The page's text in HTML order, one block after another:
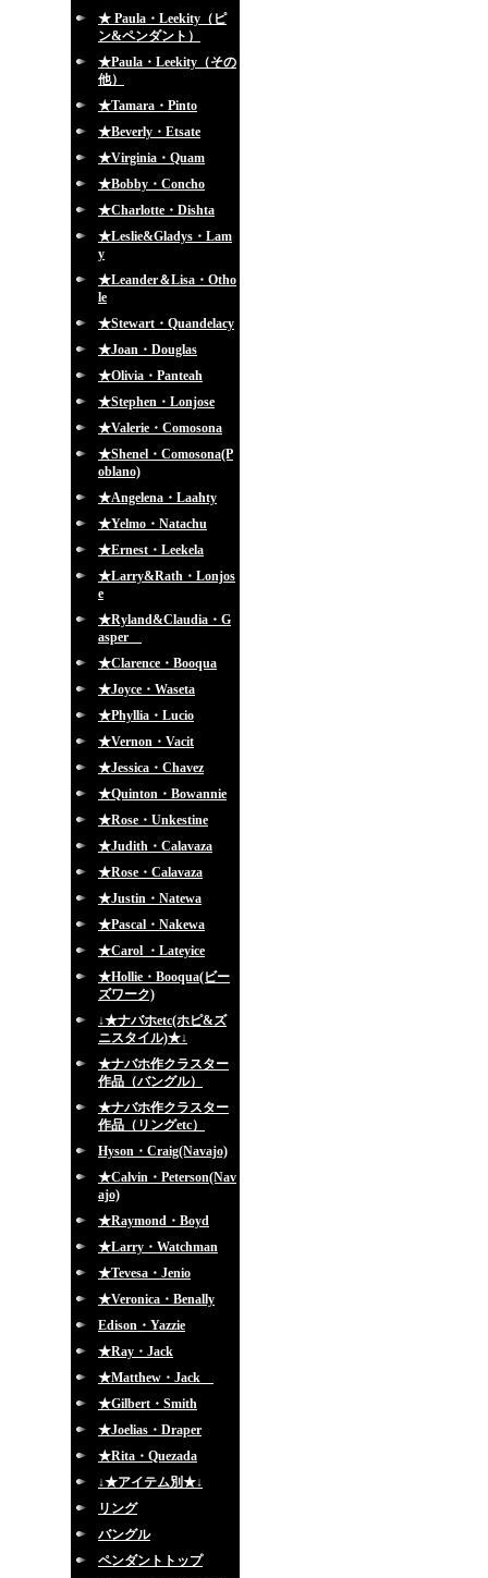
★ Paula・Leekity（ピ
ン&ペンダント）
★Paula・Leekity（その
他）
★Tamara・Pinto
★Beverly・Etsate
★Virginia・Quam
★Bobby・Concho
★Charlotte・Dishta
★Leslie&Gladys・Lam
y
★Leander＆Lisa・Otho
le
★Stewart・Quandelacy
★Joan・Douglas
★Olivia・Panteah
★Stephen・Lonjose
★Valerie・Comosona
★Shenel・Comosona(P
oblano)
★Angelena・Laahty
★Yelmo・Natachu
★Ernest・Leekela
★Larry&Rath・Lonjos
e
★Ryland&Claudia・G
asper
★Clarence・Booqua
★Joyce・Waseta
★Phyllia・Lucio
★Vernon・Vacit
★Jessica・Chavez
★Quinton・Bowannie
★Rose・Unkestine
★Judith・Calavaza
★Rose・Calavaza
★Justin・Natewa
★Pascal・Nakewa
★Carol ・Lateyice
★Hollie・Booqua(ビー
ズワーク)
↓★ナバホetc(ホピ&ズ
ニスタイル)★↓
★ナバホ作クラスター
作品（バングル）
★ナバホ作クラスター
作品（リングetc）
Hyson・Craig(Navajo)
★Calvin・Peterson(Nav
ajo)
★Raymond・Boyd
★Larry・Watchman
★Tevesa・Jenio
★Veronica・Benally
Edison・Yazzie
★Ray・Jack
★Matthew・Jack
★Gilbert・Smith
★Joelias・Draper
★Rita・Quezada
↓★アイテム別★↓
リング
バングル
ペンダントトップ